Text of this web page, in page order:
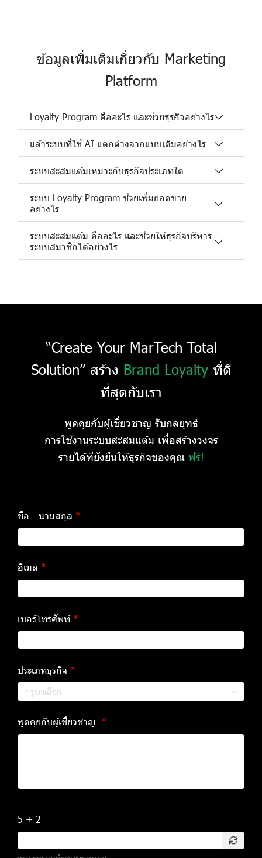
ข้อมูลเพิ่มเติมเกี่ยวกับ Marketing
Platform
Loyalty Program คืออะไร และช่วยธุรกิจอย่างไร
แล้วระบบที่ใช้ AI แตกต่างจากแบบเดิมอย่างไร
ระบบสะสมแต้มเหมาะกับธุรกิจประเภทใด
ระบบ Loyalty Program ช่วยเพิ่มยอดขาย
อย่างไร
ระบบสะสมแต้ม คืออะไร และช่วยให้ธุรกิจบริหาร
ระบบสมาชิกได้อย่างไร
“Create Your MarTech Total
Solution” สร้าง Brand Loyaltyที่ดี
ที่สุดกับเรา
พูดคุยกับผู้เชี่ยวชาญ รับกลยุทธ์
การใช้งานระบบสะสมแต้ม เพื่อสร้างวงจร
รายได้ที่ยังยืนให้ธุรกิจของคุณ ฟรี!
ชื่อ - นามสกุล
อีเมล
เบอร์โทรศัพท์
ประเภทธุรกิจ
กรุณาเลือก
พูดคุยกับผู้เชี่ยวชาญ
5 + 2 =